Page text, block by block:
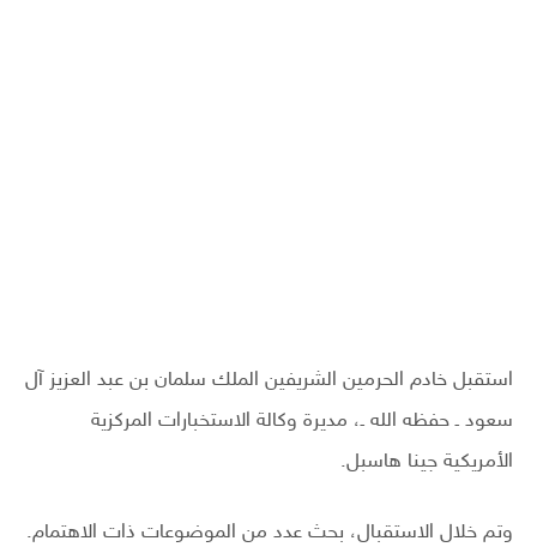
استقبل خادم الحرمين الشريفين الملك سلمان بن عبد العزيز آل
سعود ـ حفظه الله ـ، مديرة وكالة الاستخبارات المركزية
الأمريكية جينا هاسبل.
وتم خلال الاستقبال، بحث عدد من الموضوعات ذات الاهتمام.